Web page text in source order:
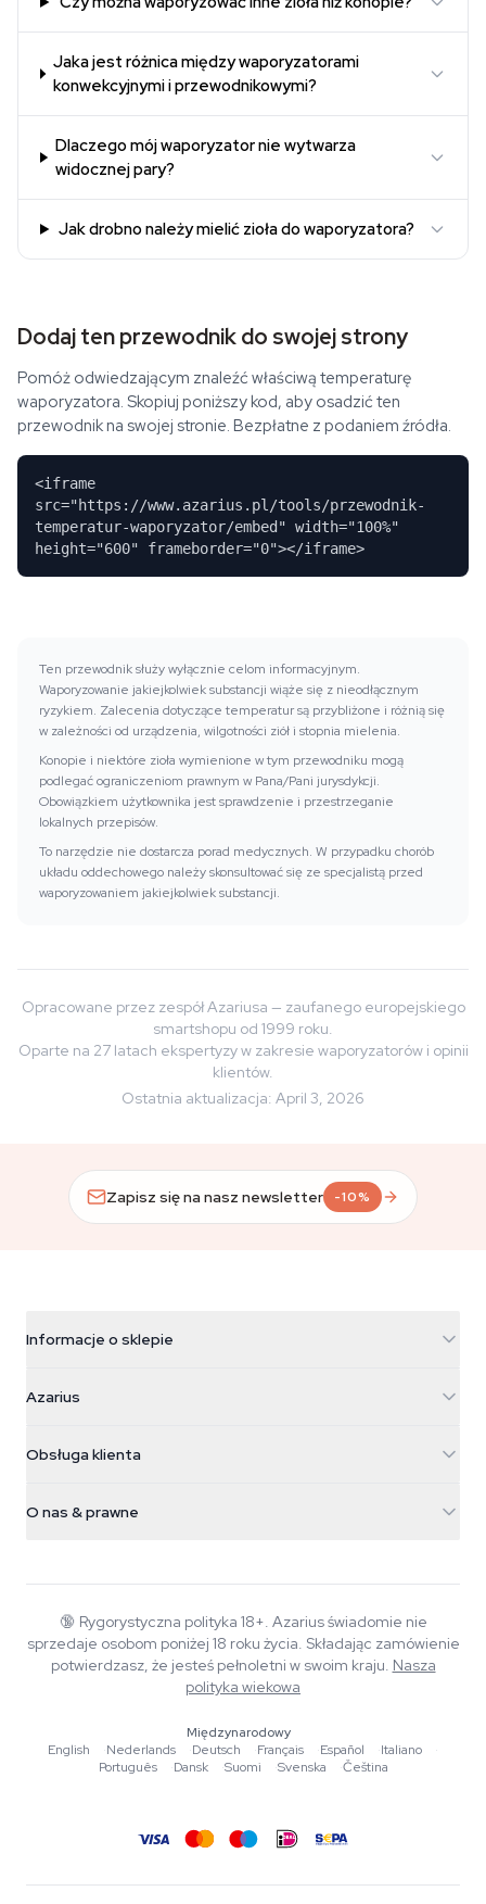
Jaka jest różnica między waporyzatorami
konwekcyjnymi i przewodnikowymi?
Dlaczego mój waporyzator nie wytwarza
widocznej pary?
Jak drobno należy mielić zioła do waporyzatora?
Dodaj ten przewodnik do swojej strony
Pomóż odwiedzającym znaleźć właściwą temperaturę
waporyzatora. Skopiuj poniższy kod, aby osadzić ten
przewodnik na swojej stronie. Bezpłatne z podaniem źródła.
<iframe
src="https://www.azarius.pl/tools/przewodnik-
temperatur-waporyzator/embed" width="100%"
height="600" frameborder="0"></iframe>
Ten przewodnik służy wyłącznie celom informacyjnym.
Waporyzowanie jakiejkolwiek substancji wiąże się z nieodłącznym
ryzykiem. Zalecenia dotyczące temperatur są przybliżone i różnią się
w zależności od urządzenia, wilgotności ziół i stopnia mielenia.
Konopie i niektóre zioła wymienione w tym przewodniku mogą
podlegać ograniczeniom prawnym w Pana/Pani jurysdykcji.
Obowiązkiem użytkownika jest sprawdzenie i przestrzeganie
lokalnych przepisów.
To narzędzie nie dostarcza porad medycznych. W przypadku chorób
układu oddechowego należy skonsultować się ze specjalistą przed
waporyzowaniem jakiejkolwiek substancji.
Opracowane przez zespół Azariusa — zaufanego europejskiego
smartshopu od 1999 roku.
Oparte na 27 latach ekspertyzy w zakresie waporyzatorów i opinii
klientów.
Ostatnia aktualizacja: April 3, 2026
Zapisz się na nasz newsletter -10%
Informacje o sklepie
Galvaniweg 11
Nederland
+31(0)204897914
Azarius
Magiczne grzyby
Smokeshop
Obsługa klienta
Polityka zwrotów
Polityka prywatności
O nas & prawne
Wiki
Muzyka
Narzędzia i kalkulatory
🔞 Rygorystyczna polityka 18+. Azarius świadomie nie
sprzedaje osobom poniżej 18 roku życia. Składając zamówienie
potwierdzasz, że jesteś pełnoletni w swoim kraju. Nasza
polityka wiekowa
Międzynarodowy
English
·Nederlands ·Deutsch ·Français ·Español ·Italiano
·
Português
·Dansk ·Suomi ·Svenska ·Čeština